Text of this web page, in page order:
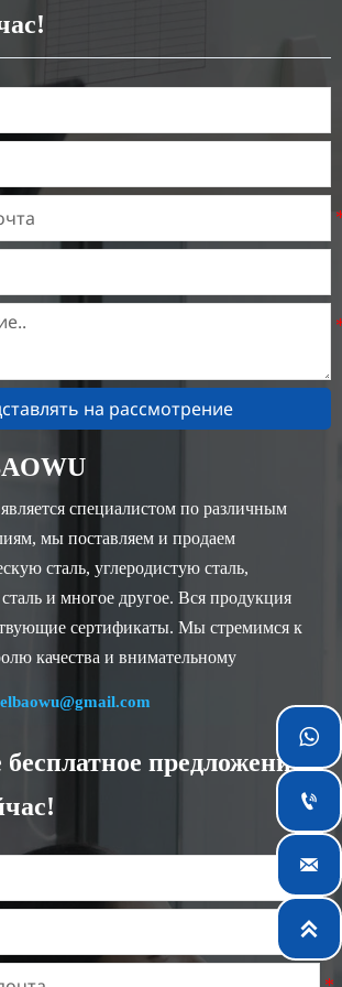
- 150мм
на рассмотрение
специалистом по различным
мы поставляем и продаем
сталь, углеродистую сталь,
и многое другое. Вся продукция
сертификаты. Мы стремимся к
качества и внимательному
ваши требования и обеспечить
в городе Уси, провинция
является крупнейшим центром
проектах по электротехнической
с различными стандартами
стали, такими как CE, SGS и
предложение



